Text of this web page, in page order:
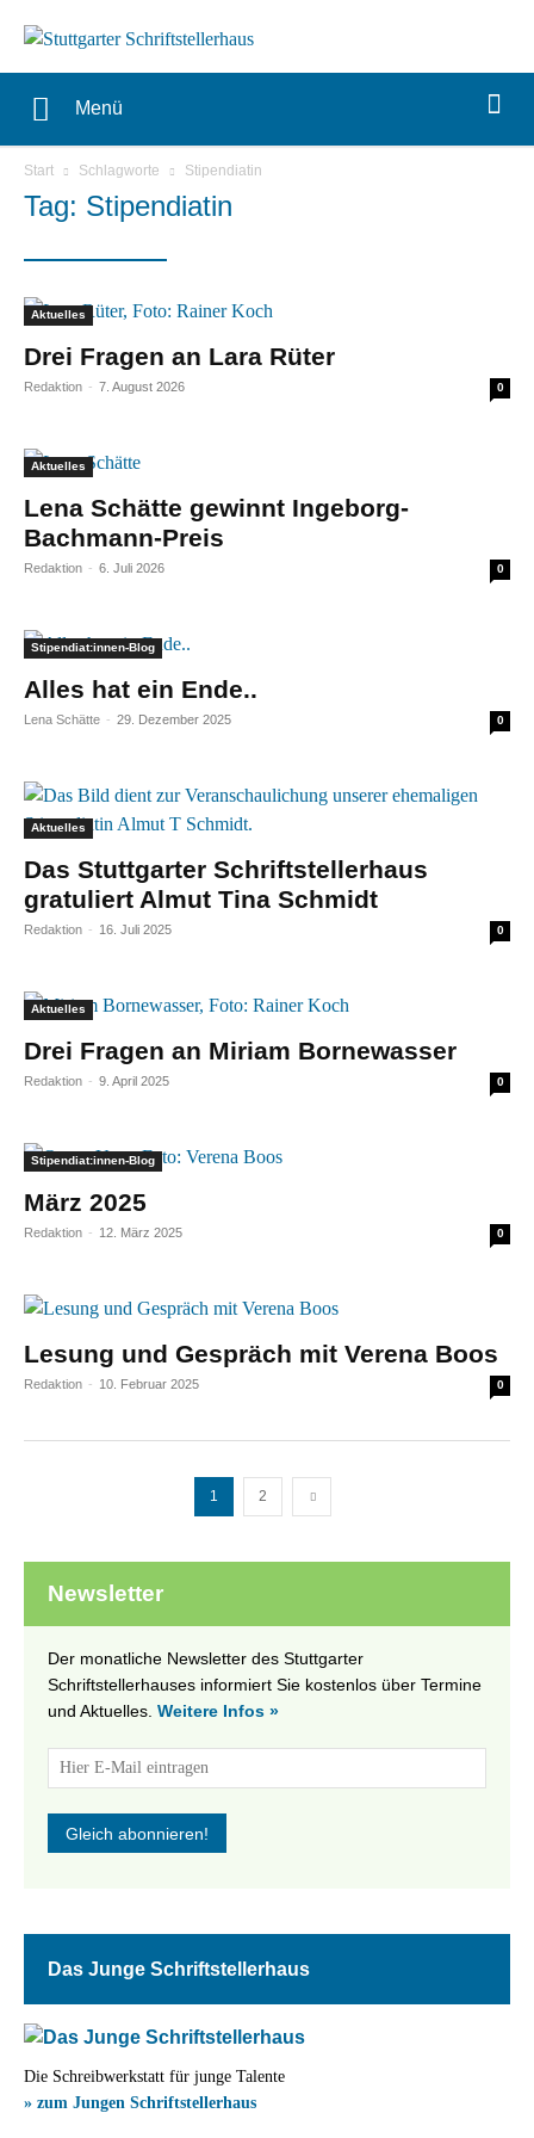
Menü
Start Schlagworte Stipendiatin
Tag: Stipendiatin
Aktuelles
Drei Fragen an Lara Rüter
Redaktion - 7. August 2026 0
Aktuelles
Lena Schätte gewinnt Ingeborg-
Bachmann-Preis
Redaktion - 6. Juli 2026 0
Stipendiat:innen-Blog
Alles hat ein Ende..
Lena Schätte - 29. Dezember 2025 0
Aktuelles
Das Stuttgarter Schriftstellerhaus
gratuliert Almut Tina Schmidt
Redaktion - 16. Juli 2025 0
Aktuelles
Drei Fragen an Miriam Bornewasser
Redaktion - 9. April 2025 0
Stipendiat:innen-Blog
März 2025
Redaktion - 12. März 2025 0
Lesung und Gespräch mit Verena Boos
Redaktion - 10. Februar 2025 0
1 2
Newsletter
Der monatliche Newsletter des Stuttgarter
Schriftstellerhauses informiert Sie kostenlos über Termine
und Aktuelles. Weitere Infos »
Das Junge Schriftstellerhaus
Die Schreibwerkstatt für junge Talente
» zum Jungen Schriftstellerhaus